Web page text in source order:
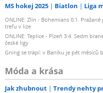
MS hokej 2025 Biatlon Liga
ONLINE: Zlín - Bohemians 0:1.
trefu v lize
ONLINE: Teplice - Plzeň 3:4. Sedm
české ligy
Gning se trápí: v Baníku je pět
Móda a krása
Jak zhubnout Trendy nehty